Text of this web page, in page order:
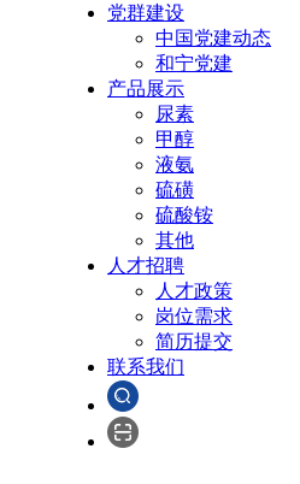
党群建设
中国党建动态
和宁党建
产品展示
尿素
甲醇
液氨
硫磺
硫酸铵
其他
人才招聘
人才政策
岗位需求
简历提交
联系我们